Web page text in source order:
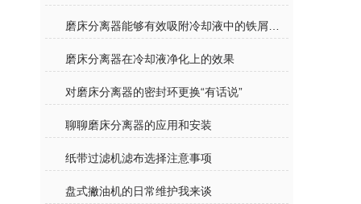
磨床分离器在冷却液净化上的效果
对磨床分离器的密封环更换“有话说”
聊聊磨床分离器的应用和安装
纸带过滤机滤布选择注意事项
盘式撇油机的日常维护我来谈